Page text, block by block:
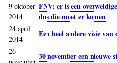
9 oktober
2014
FNV: er is een
dus die moet er komen
24 april
2014
Een heel andere visie
26
30 november een nieuwe